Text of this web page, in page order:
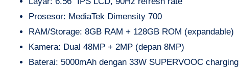
Prosesor: MediaTek Dimensity 700
RAM/Storage: 8GB RAM + 128GB ROM (expandable)
Kamera: Dual 48MP + 2MP (depan 8MP)
Baterai: 5000mAh dengan 33W SUPERVOOC charging